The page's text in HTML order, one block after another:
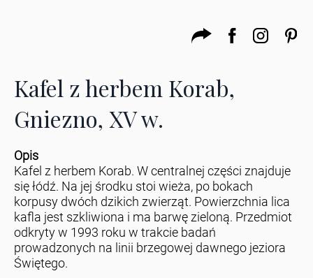
Kafel z herbem Korab,
Gniezno, XV w.
Opis
Kafel z herbem Korab. W centralnej części znajduje
się łódź. Na jej środku stoi wieża, po bokach
korpusy dwóch dzikich zwierząt. Powierzchnia lica
kafla jest szkliwiona i ma barwę zieloną. Przedmiot
odkryty w 1993 roku w trakcie badań
prowadzonych na linii brzegowej dawnego jeziora
Świętego.